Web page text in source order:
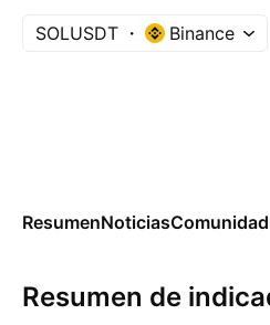
SOLUSDT Binance
ResumenNoticiasComunidad
Resumen de